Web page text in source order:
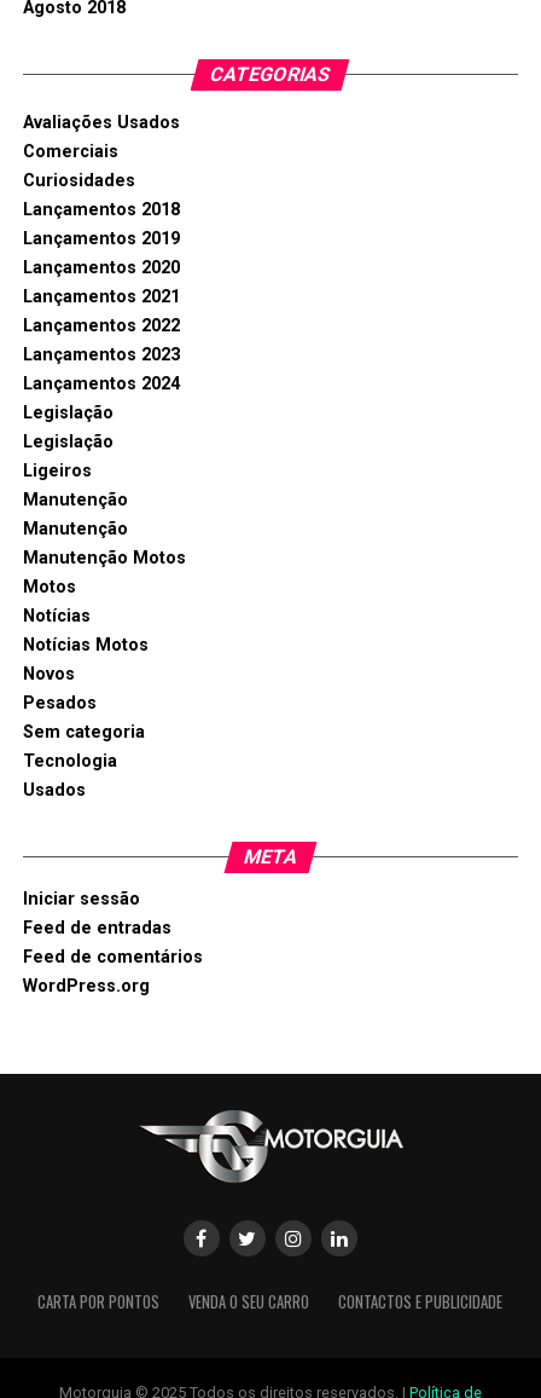
Agosto 2018
CATEGORIAS
Avaliações Usados
Comerciais
Curiosidades
Lançamentos 2018
Lançamentos 2019
Lançamentos 2020
Lançamentos 2021
Lançamentos 2022
Lançamentos 2023
Lançamentos 2024
Legislação
Legislação
Ligeiros
Manutenção
Manutenção
Manutenção Motos
Motos
Notícias
Notícias Motos
Novos
Pesados
Sem categoria
Tecnologia
Usados
META
Iniciar sessão
Feed de entradas
Feed de comentários
WordPress.org
CARTA POR PONTOS VENDA O SEU CARRO CONTACTOS E PUBLICIDADE
Motorguia © 2025 Todos os direitos reservados. | Política de